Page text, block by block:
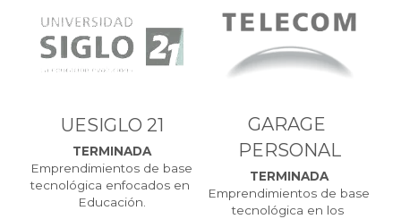
UESIGLO 21
TERMINADA
Emprendimientos de base
tecnológica enfocados en
Educación.
GARAGE
PERSONAL
TERMINADA
Emprendimientos de base
tecnológica en los